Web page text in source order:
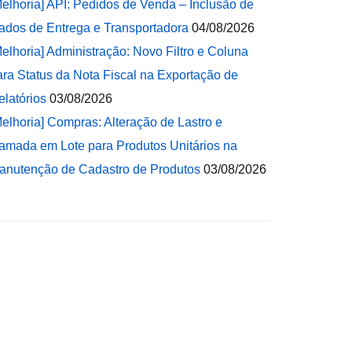
API: Pedidos de Venda – Inclusão de
de Entrega e Transportadora 04/08/2026
Administração: Novo Filtro e Coluna
Status da Nota Fiscal na Exportação de
03/08/2026
Compras: Alteração de Lastro e
em Lote para Produtos Unitários na
de Cadastro de Produtos 03/08/2026